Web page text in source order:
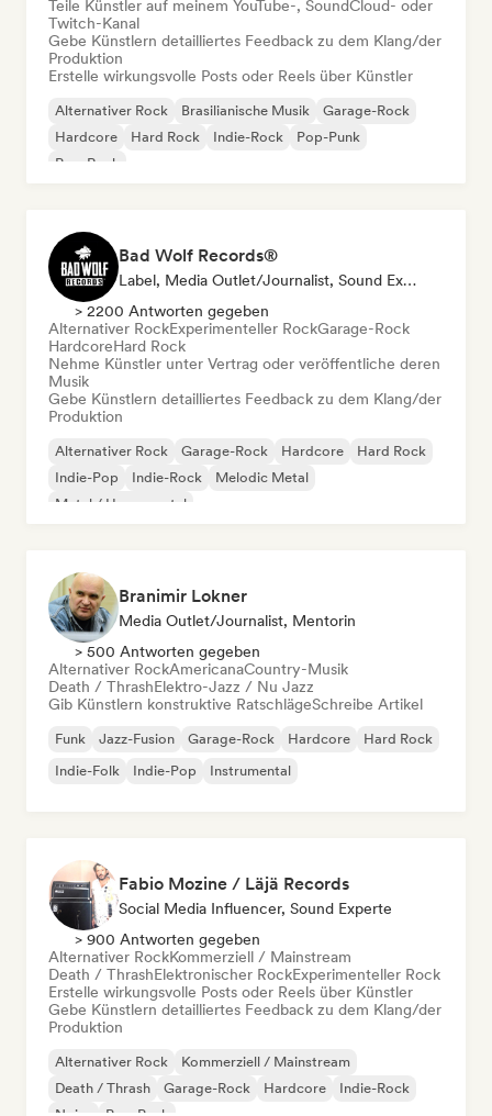
Teile Künstler auf meinem YouTube-, SoundCloud- oder
Twitch-Kanal
Gebe Künstlern detailliertes Feedback zu dem Klang/der
Produktion
Erstelle wirkungsvolle Posts oder Reels über Künstler
Alternativer Rock Brasilianische Musik
Garage-Rock
Hardcore
Hard Rock Indie-Rock
Pop-Punk
Pop-Rock
Bad Wolf Records®
Label, Media Outlet/Journalist, Sound Experte
> 2200 Antworten gegeben
Alternativer RockExperimenteller RockGarage-Rock
HardcoreHard Rock
Nehme Künstler unter Vertrag oder veröffentliche deren
Musik
Gebe Künstlern detailliertes Feedback zu dem Klang/der
Produktion
Alternativer Rock Garage-Rock Hardcore
Hard Rock
Indie-Pop
Indie-Rock
Melodic Metal
Metal / Heavy metal
Branimir Lokner
Media Outlet/Journalist, Mentorin
> 500 Antworten gegeben
Alternativer RockAmericanaCountry-Musik
Death / ThrashElektro-Jazz / Nu Jazz
Gib Künstlern konstruktive RatschlägeSchreibe Artikel
Funk Jazz-Fusion Garage-Rock Hardcore
Hard Rock
Indie-Folk
Indie-Pop Instrumental
Fabio Mozine / Läjä Records
Social Media Influencer, Sound Experte
> 900 Antworten gegeben
Alternativer RockKommerziell / Mainstream
Death / ThrashElektronischer RockExperimenteller Rock
Erstelle wirkungsvolle Posts oder Reels über Künstler
Gebe Künstlern detailliertes Feedback zu dem Klang/der
Produktion
Alternativer Rock
Kommerziell / Mainstream
Death / Thrash
Garage-Rock Hardcore
Indie-Rock